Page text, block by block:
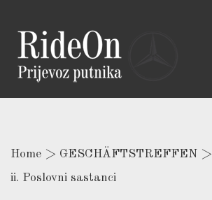
Home > GESCHÄFTSTREFFEN >
ii. Poslovni sastanci